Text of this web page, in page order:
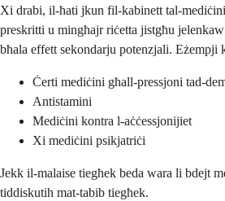
Xi drabi, il-ħati jkun fil-kabinett tal-
preskritti u mingħajr riċetta jistgħu
bħala effett sekondarju potenzjali. Eżempji
Ċerti mediċini għall-pressjoni tad-
Antistamini
Mediċini kontra l-aċċessjonijiet
Xi mediċini psikjatriċi
Jekk il-malaise tiegħek beda wara li bdejt
tiddiskutih mat-tabib tiegħek.